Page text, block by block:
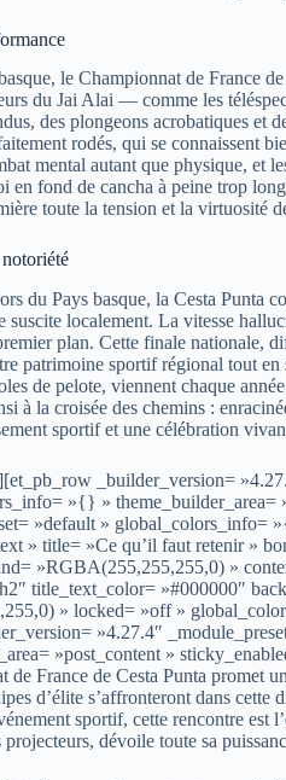
le Championnat de France
du Jai Alai — comme les
des plongeons acrobatiques et
rodés, qui se connaissent
mental autant que physique, et
fond de cancha à peine trop
toute la tension et la virtuosité
du Pays basque, la Cesta Punta
localement. La vitesse
plan. Cette finale nationale,
patrimoine sportif régional tout
de pelote, viennent chaque
à la croisée des chemins :
sportif et une célébration
_builder_version=
»{} » theme_builder_area=
»default » global_colors_info=
» title= »Ce qu’il faut retenir »
»RGBA(255,255,255,0) »
title_text_color= »#000000″
» locked= »off »
»4.27.4″
»post_content »
France de Cesta Punta promet
d’élite s’affronteront dans cette
sportif, cette rencontre est
dévoile toute sa